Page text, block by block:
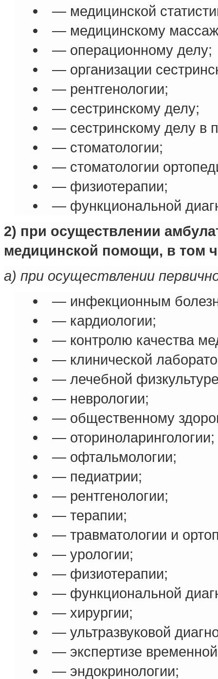
— медицинской
— медицинскому
— операционному делу;
— организации
— рентгенологии;
— сестринскому делу;
— сестринскому делу в
— стоматологии;
— стоматологии
— физиотерапии;
— функциональной
2) при осуществлении
медицинской помощи, в том
а) при осуществлении
— инфекционным
— кардиологии;
— контролю качества
— клинической
— лечебной
— неврологии;
— общественному
— оториноларингологии;
— офтальмологии;
— педиатрии;
— рентгенологии;
— терапии;
— травматологии и
— урологии;
— физиотерапии;
— функциональной
— хирургии;
— ультразвуковой
— экспертизе
— эндокринологии;